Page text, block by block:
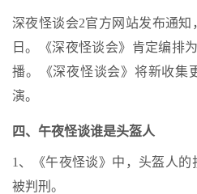
深夜怪谈会2官方网站发布通知
日。《深夜怪谈会》肯定编排
播。《深夜怪谈会》将新收集
演。
四、午夜怪谈谁是头盔人
1、《午夜怪谈》中，头盔人
被判刑。